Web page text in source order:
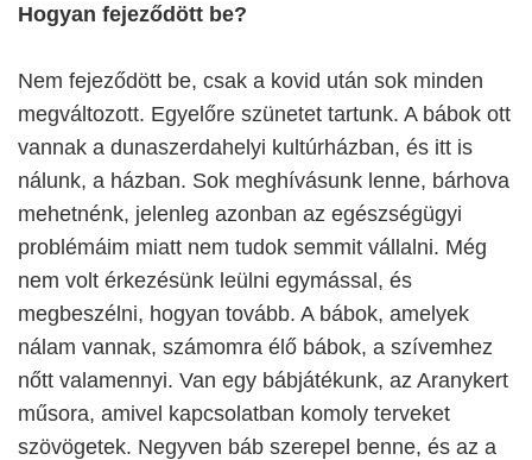
Hogyan fejeződött be?
Nem fejeződött be, csak a kovid után sok minden
megváltozott. Egyelőre szünetet tartunk. A bábok ott
vannak a dunaszerdahelyi kultúrházban, és itt is
nálunk, a házban. Sok meghívásunk lenne, bárhova
mehetnénk, jelenleg azonban az egészségügyi
problémáim miatt nem tudok semmit vállalni. Még
nem volt érkezésünk leülni egymással, és
megbeszélni, hogyan tovább. A bábok, amelyek
nálam vannak, számomra élő bábok, a szívemhez
nőtt valamennyi. Van egy bábjátékunk, az Aranykert
műsora, amivel kapcsolatban komoly terveket
szövögetek. Negyven báb szerepel benne, és az a